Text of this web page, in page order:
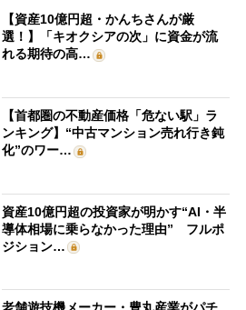
【資産10億円超・かんちさんが厳
選！】「キオクシアの次」に資金が流
れる期待の高…
【首都圏の不動産価格「危ない駅」ラ
ンキング】“中古マンション売れ行き鈍
化”のワー…
資産10億円超の投資家が明かす“AI・半
導体相場に乗らなかった理由” フルポ
ジション…